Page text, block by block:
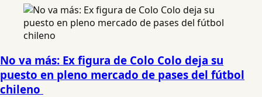
No va más: Ex figura de Colo Colo deja su
puesto en pleno mercado de pases del fútbol
chileno